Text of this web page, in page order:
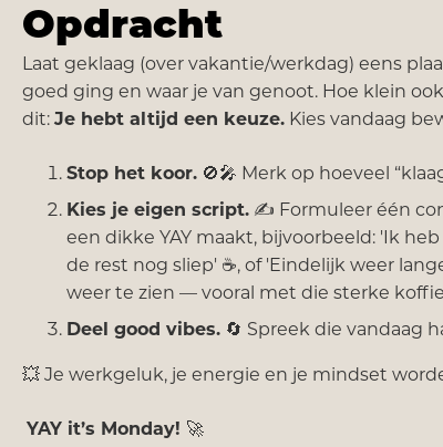
Opdracht
Laat geklaag (over vakantie/werkdag) eens
goed ging en waar je van genoot. Hoe klein
dit: Je hebt altijd een keuze. Kies vandaag
Stop het koor. 🚫🎤 Merk op hoeveel
Kies je eigen script. ✍️ Formuleer één
een dikke YAY maakt, bijvoorbeeld: 'Ik
de rest nog sliep' ☕, of 'Eindelijk weer
weer te zien — vooral met die sterke
Deel good vibes. 🔄 Spreek die vandaag
💥 Je werkgeluk, je energie en je mindset
YAY it’s Monday! 🚀